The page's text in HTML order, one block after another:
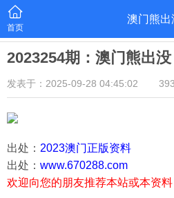
首页
澳门熊出
2023254期：澳门熊出没
发表于：2025-09-28 04:45:02
出处： 2023澳门正版资料
出处： www.670288.com
欢迎向您的朋友推荐本站或本资料